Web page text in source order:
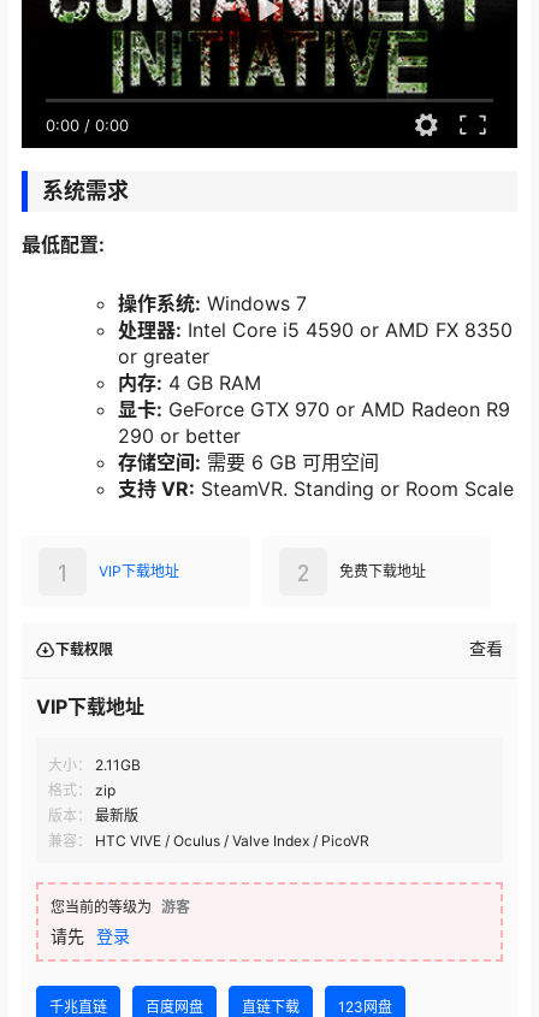
0:00 / 0:00
系统需求
最低配置:
操作系统: Windows 7
处理器: Intel Core i5 4590 or AMD FX 8350
or greater
内存: 4 GB RAM
显卡: GeForce GTX 970 or AMD Radeon R9
290 or better
存储空间: 需要 6 GB 可用空间
支持 VR: SteamVR. Standing or Room Scale
VIP下载地址
1 免费下载地址
2
下载权限 查看
VIP下载地址
大小：
2.11GB
格式：
zip
版本：
最新版
兼容：
HTC VIVE / Oculus / Valve Index / PicoVR
您当前的等级为 游客
请先 登录
千兆直链 百度网盘 直链下载 123网盘